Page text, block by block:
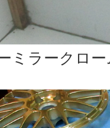
ミラークロ